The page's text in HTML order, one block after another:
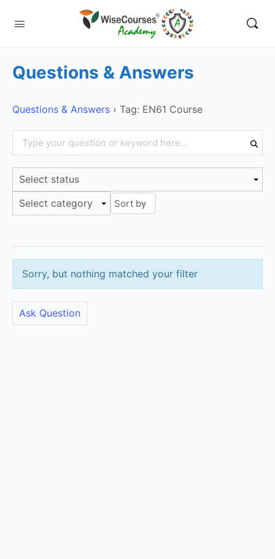
Questions & Answers
Questions & Answers › Tag: EN61 Course
Select status
Select category
Sorry, but nothing matched your filter
Ask Question